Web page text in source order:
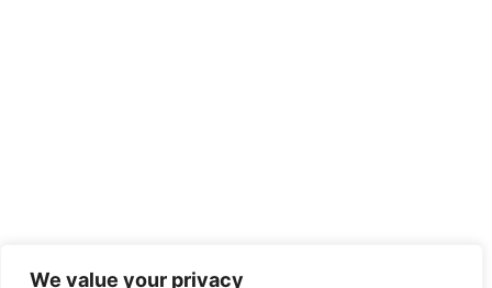
We value your privacy